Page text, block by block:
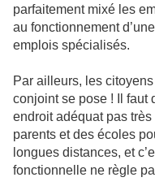
parfaitement mixé les
au fonctionnement
emplois spécialisés.
Par ailleurs, les
conjoint se pose ! Il faut
endroit adéquat pas
parents et des écoles
longues distances, et
fonctionnelle ne règle